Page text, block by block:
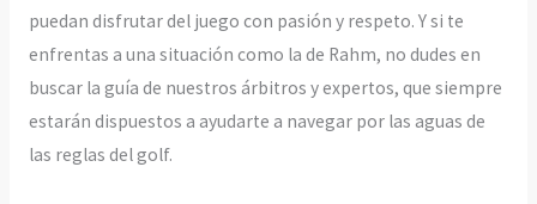
puedan disfrutar del juego con pasión y respeto. Y si te
enfrentas a una situación como la de Rahm, no dudes en
buscar la guía de nuestros árbitros y expertos, que siempre
estarán dispuestos a ayudarte a navegar por las aguas de
las reglas del golf.